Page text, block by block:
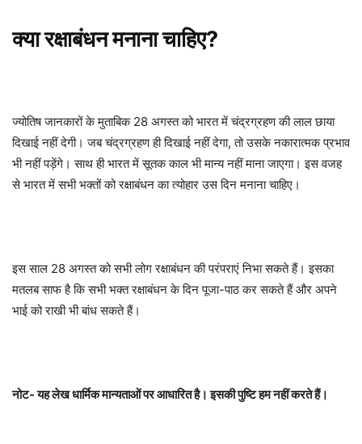
क्या रक्षाबंधन मनाना चाहिए?
ज्योतिष जानकारों के मुताबिक 28 अगस्त को भारत में चंद्रग्रहण की लाल छाया
दिखाई नहीं देगी। जब चंद्रग्रहण ही दिखाई नहीं देगा, तो उसके नकारात्मक प्रभाव
भी नहीं पड़ेंगे। साथ ही भारत में सूतक काल भी मान्य नहीं माना जाएगा। इस वजह
से भारत में सभी भक्तों को रक्षाबंधन का त्योहार उस दिन मनाना चाहिए।
इस साल 28 अगस्त को सभी लोग रक्षाबंधन की परंपराएं निभा सकते हैं। इसका
मतलब साफ है कि सभी भक्त रक्षाबंधन के दिन पूजा-पाठ कर सकते हैं और अपने
भाई को राखी भी बांध सकते हैं।
नोट- यह लेख धार्मिक मान्यताओं पर आधारित है। इसकी पुष्टि हम नहीं करते हैं।